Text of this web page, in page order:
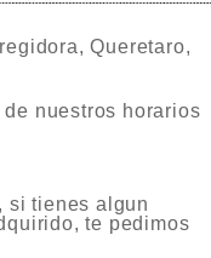
Queretaro,
nuestros horarios
si tienes algun
te pedimos